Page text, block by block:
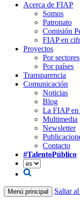
Acerca de FIAP
Somos
Patronato
Comisión
FIAP en
Proyectos
Por sectores
Por países
Transparencia
Comunicación
Noticias
Blog
La FIAP en
Multimedia
Newsletter
Contacto
#TalentoPúblico
Menú principal Saltar